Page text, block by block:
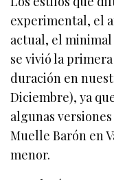
experimental, el
actual, el minimal
se vivió la
duración en
Diciembre), ya
algunas
Muelle Barón en
menor.